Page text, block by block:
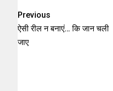
Previous
ऐसी रील न बनाएं… कि जान चली
जाए